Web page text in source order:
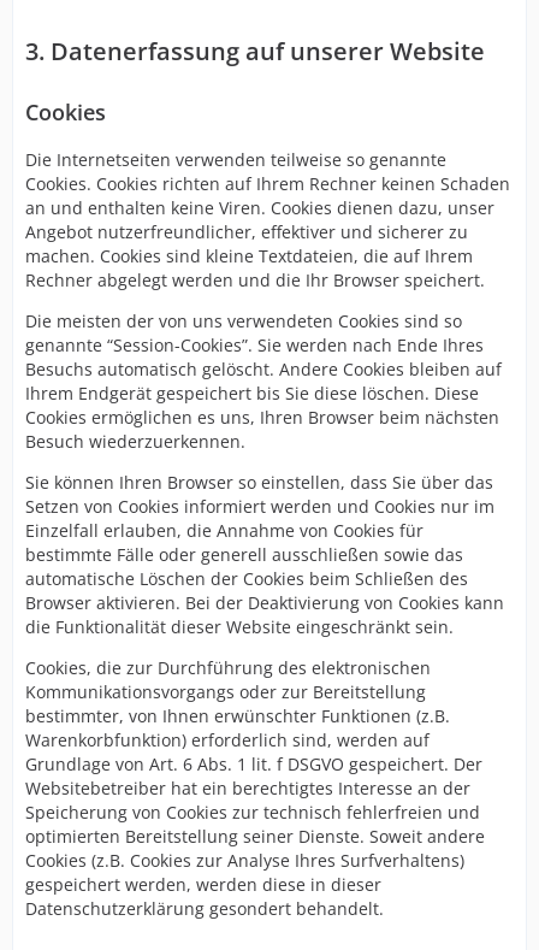
3. Datenerfassung auf unserer Website
Cookies
Die Internetseiten verwenden teilweise so genannte
Cookies. Cookies richten auf Ihrem Rechner keinen Schaden
an und enthalten keine Viren. Cookies dienen dazu, unser
Angebot nutzerfreundlicher, effektiver und sicherer zu
machen. Cookies sind kleine Textdateien, die auf Ihrem
Rechner abgelegt werden und die Ihr Browser speichert.
Die meisten der von uns verwendeten Cookies sind so
genannte “Session-Cookies”. Sie werden nach Ende Ihres
Besuchs automatisch gelöscht. Andere Cookies bleiben auf
Ihrem Endgerät gespeichert bis Sie diese löschen. Diese
Cookies ermöglichen es uns, Ihren Browser beim nächsten
Besuch wiederzuerkennen.
Sie können Ihren Browser so einstellen, dass Sie über das
Setzen von Cookies informiert werden und Cookies nur im
Einzelfall erlauben, die Annahme von Cookies für
bestimmte Fälle oder generell ausschließen sowie das
automatische Löschen der Cookies beim Schließen des
Browser aktivieren. Bei der Deaktivierung von Cookies kann
die Funktionalität dieser Website eingeschränkt sein.
Cookies, die zur Durchführung des elektronischen
Kommunikationsvorgangs oder zur Bereitstellung
bestimmter, von Ihnen erwünschter Funktionen (z.B.
Warenkorbfunktion) erforderlich sind, werden auf
Grundlage von Art. 6 Abs. 1 lit. f DSGVO gespeichert. Der
Websitebetreiber hat ein berechtigtes Interesse an der
Speicherung von Cookies zur technisch fehlerfreien und
optimierten Bereitstellung seiner Dienste. Soweit andere
Cookies (z.B. Cookies zur Analyse Ihres Surfverhaltens)
gespeichert werden, werden diese in dieser
Datenschutzerklärung gesondert behandelt.